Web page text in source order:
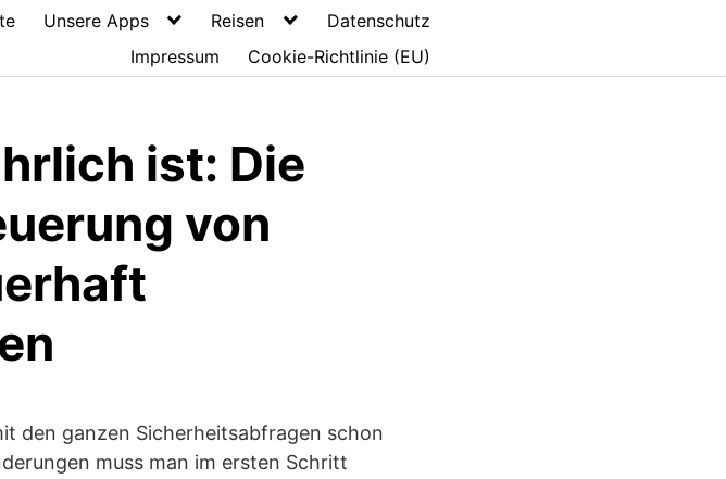
Unsere Apps Reisen
Datenschutz
Impressum
Cookie-Richtlinie (EU)
ist: Die
von
den ganzen Sicherheitsabfragen schon
muss man im ersten Schritt